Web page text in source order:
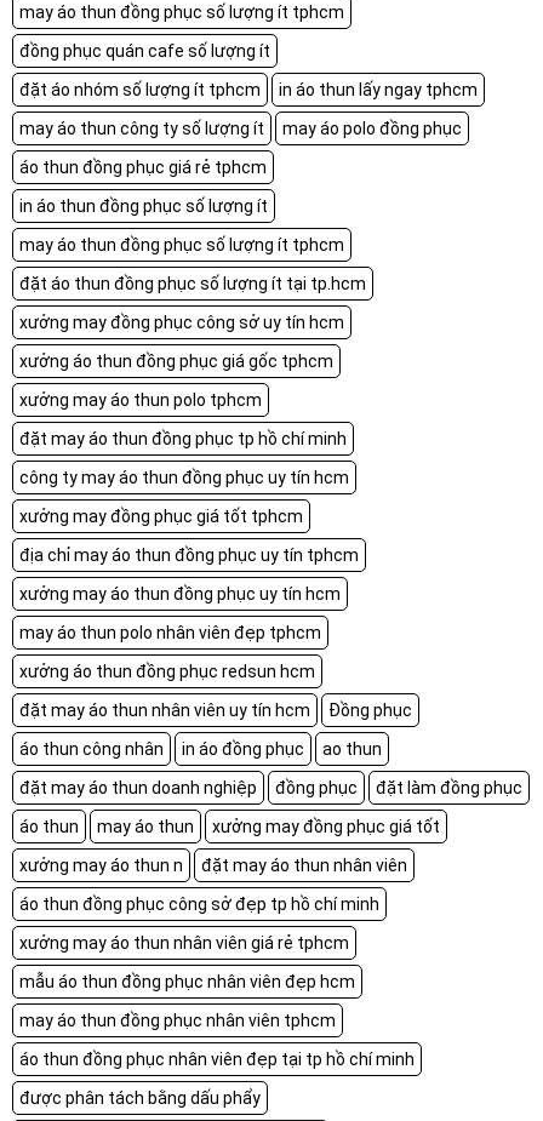
may áo thun đồng phục số lượng ít tphcm
đồng phục quán cafe số lượng ít
đặt áo nhóm số lượng ít tphcm
in áo thun lấy ngay tphcm
may áo thun công ty số lượng ít
may áo polo đồng phục
áo thun đồng phục giá rẻ tphcm
in áo thun đồng phục số lượng ít
may áo thun đồng phục số lượng ít tphcm
đặt áo thun đồng phục số lượng ít tại tp.hcm
xưởng may đồng phục công sở uy tín hcm
xưởng áo thun đồng phục giá gốc tphcm
xưởng may áo thun polo tphcm
đặt may áo thun đồng phục tp hồ chí minh
công ty may áo thun đồng phục uy tín hcm
xưởng may đồng phục giá tốt tphcm
địa chỉ may áo thun đồng phục uy tín tphcm
xưởng may áo thun đồng phục uy tín hcm
may áo thun polo nhân viên đẹp tphcm
xưởng áo thun đồng phục redsun hcm
đặt may áo thun nhân viên uy tín hcm
Đồng phục
áo thun công nhân
in áo đồng phục
ao thun
đặt may áo thun doanh nghiệp
đồng phục
đặt làm đồng phục
áo thun
may áo thun
xưởng may đồng phục giá tốt
xưởng may áo thun n
đặt may áo thun nhân viên
áo thun đồng phục công sở đẹp tp hồ chí minh
xưởng may áo thun nhân viên giá rẻ tphcm
mẫu áo thun đồng phục nhân viên đẹp hcm
may áo thun đồng phục nhân viên tphcm
áo thun đồng phục nhân viên đẹp tại tp hồ chí minh
được phân tách bằng dấu phẩy